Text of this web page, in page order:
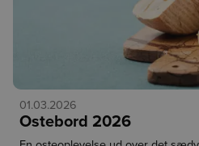
01.03.2026
Ostebord 2026
Bær i lange baner
dansk sommer
Forrige